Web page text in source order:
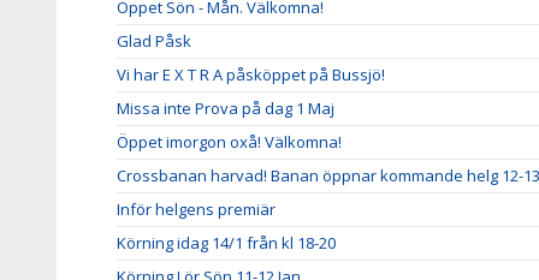
Öppet Sön - Mån. Välkomna!
Glad Påsk
Vi har E X T R A påsköppet på Bussjö!
Missa inte Prova på dag 1 Maj
Öppet imorgon oxå! Välkomna!
Crossbanan harvad! Banan öppnar kommande helg 12-
Inför helgens premiär
Körning idag 14/1 från kl 18-20